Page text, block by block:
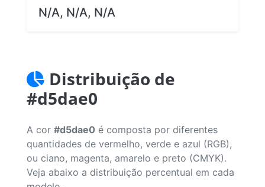
N/A, N/A, N/A
Distribuição de
#d5dae0
A cor #d5dae0 é composta por diferentes
quantidades de vermelho, verde e azul (RGB),
ou ciano, magenta, amarelo e preto (CMYK).
Veja abaixo a distribuição percentual em cada